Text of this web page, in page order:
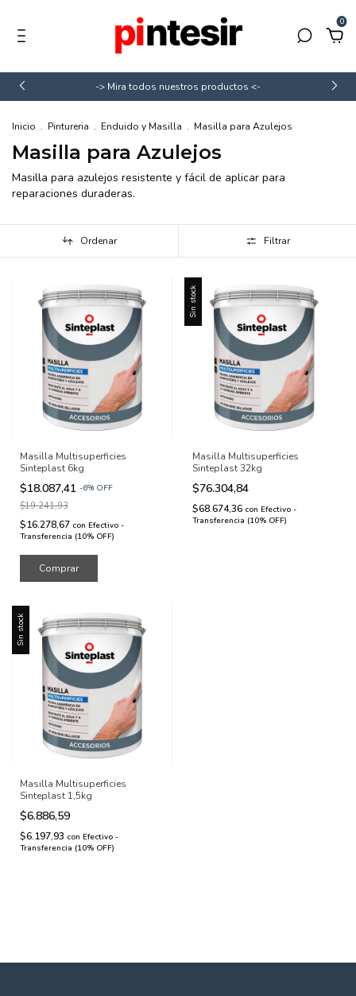
0
-> Mira todos nuestros productos <-
Inicio . Pintureria . Enduido y Masilla . Masilla para Azulejos
Masilla para Azulejos
Masilla para azulejos resistente y fácil de aplicar para
reparaciones duraderas.
Ordenar Filtrar
Masilla Multisuperficies
Sinteplast 6kg
$18.087,41 -6% OFF
$19.241,93
$16.278,67 con Efectivo -
Transferencia (10% OFF)
Sin stock
Masilla Multisuperficies
Sinteplast 32kg
$76.304,84
$68.674,36 con Efectivo -
Transferencia (10% OFF)
Sin stock
Masilla Multisuperficies
Sinteplast 1,5kg
$6.886,59
$6.197,93 con Efectivo -
Transferencia (10% OFF)